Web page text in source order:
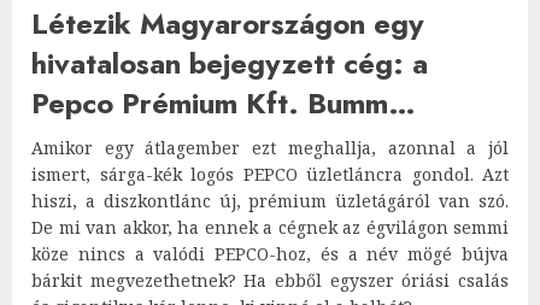
Létezik Magyarországon egy
hivatalosan bejegyzett cég: a
Pepco Prémium Kft. Bumm…
Amikor egy átlagember ezt meghallja, azonnal a jól
ismert, sárga-kék logós PEPCO üzletláncra gondol. Azt
hiszi, a diszkontlánc új, prémium üzletágáról van szó.
De mi van akkor, ha ennek a cégnek az égvilágon semmi
köze nincs a valódi PEPCO-hoz, és a név mögé bújva
bárkit megvezethetnek? Ha ebből egyszer óriási csalás